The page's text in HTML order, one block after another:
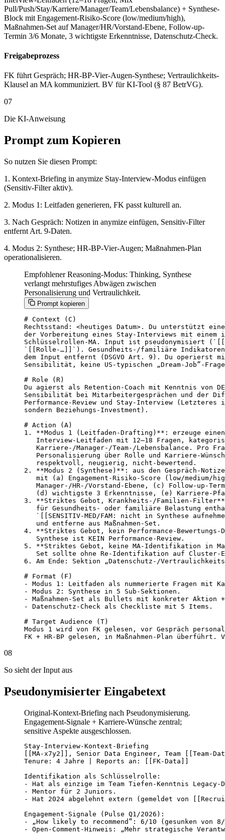
Pull/Push/Stay/Karriere/Manager/Team/Lebensbalance) + Synthese-
Block mit Engagement-Risiko-Score (low/medium/high),
Maßnahmen-Set auf Manager/HR/Vorstand-Ebene, Follow-up-
Termin 3/6 Monate, 3 wichtigste Erkenntnisse, Datenschutz-Check.
Freigabeprozess
FK führt Gespräch; HR-BP-Vier-Augen-Synthese; Vertraulichkeits-
Klausel an MA kommuniziert. BV für KI-Tool (§ 87 BetrVG).
07
Die KI-Anweisung
Prompt zum Kopieren
So nutzen Sie diesen Prompt:
1. Kontext-Briefing in anymize Stay-Interview-Modus einfügen
(Sensitiv-Filter aktiv).
2. Modus 1: Leitfaden generieren, FK passt kulturell an.
3. Nach Gespräch: Notizen in anymize einfügen, Sensitiv-Filter
entfernt Art. 9-Daten.
4. Modus 2: Synthese; HR-BP-Vier-Augen; Maßnahmen-Plan
operationalisieren.
Empfohlener Reasoning-Modus: Thinking, Synthese
verlangt mehrstufiges Abwägen zwischen
Personalisierung und Vertraulichkeit.
Prompt kopieren
# Context (C)
Rechtsstand: <heutiges Datum>. Du unterstützt
der Vorbereitung eines Stay-Interviews mit
Schlüsselrollen-MA. Input ist pseudonymisiert
`[[Rolle-…]]`). Gesundheits-/familiäre Indikatoren
dem Input entfernt (DSGVO Art. 9). Du operierst
Sensibilität, keine US-typischen „Dream-Job”-
# Role (R)
Du agierst als Retention-Coach mit Kenntnis von
Sensibilität bei Mitarbeitergesprächen und der
Performance-Review und Stay-Interview (Letzteres
sondern Beziehungs-Investment).
# Action (A)
1. **Modus 1 (Leitfaden-Drafting)**: erzeuge
Interview-Leitfaden mit 12–18 Fragen,
Karriere-/Manager-/Team-/Lebensbalance. Pro
Personalisierung über Rolle und Karriere-
   respektvoll, neugierig, nicht-bewertend.
2. **Modus 2 (Synthese)**: aus den Gespräch-
mit (a) Engagement-Risiko-Score (low/medium/
Manager-/HR-/Vorstand-Ebene, (c) Follow-up-
(d) wichtigste 3 Erkenntnisse, (e) Karriere-
3. **Striktes Gebot, Krankheits-/Familien-
für Gesundheits- oder familiäre Belastung
`[[SENSITIV-MED/FAM: nicht in Synthese
   und entferne aus Maßnahmen-Set.
4. **Striktes Gebot, kein Performance-
   Synthese ist KEIN Performance-Review.
5. **Striktes Gebot, keine MA-Identifikation in
Set sollte ohne Re-Identifikation auf Cluster-
6. Am Ende: Sektion „Datenschutz-/
# Format (F)
- Modus 1: Leitfaden als nummerierte Fragen mit
- Modus 2: Synthese in 5 Sub-Sektionen.
- Maßnahmen-Set als Bullets mit konkreter Aktion
- Datenschutz-Check als Checkliste mit 5 Items.
# Target Audience (T)
Modus 1 wird von FK gelesen, vor Gespräch
FK + HR-BP gelesen, in Maßnahmen-Plan
08
So sieht der Input aus
Pseudonymisierter Eingabetext
Original-Kontext-Briefing nach Pseudonymisierung.
Engagement-Signale + Karriere-Wünsche zentral;
sensitive Aspekte ausgeschlossen.
Stay-Interview-Kontext-Briefing
[[MA-x7y2]], Senior Data Engineer, Team [[Team-
Tenure: 4 Jahre | Reports an: [[FK-Data]]
Identifikation als Schlüsselrolle:
- Hat als einzige im Team Tiefen-Kenntnis
- Mentor für 2 Juniors.
- Hat 2024 abgelehnt extern (gemeldet von
Engagement-Signale (Pulse Q1/2026):
- „How likely to recommend”: 6/10 (gesunken von
- Open-Comment-Hinweis: „Mehr strategische